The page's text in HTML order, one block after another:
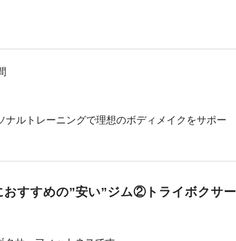
ナルトレーニングで理想のボディメイクをサポー
すすめの”安い”ジム②トライボクサー